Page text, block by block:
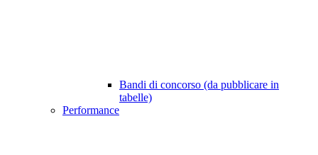
Bandi di concorso (da pubblicare in
tabelle)
Performance